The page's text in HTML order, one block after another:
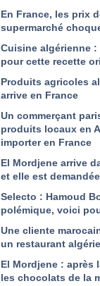
En France, les prix
supermarché
Cuisine algérienne :
pour cette recette
Produits agricoles
arrive en France
Un commerçant
produits locaux en
importer en France
El Mordjene arrive
et elle est
Selecto : Hamoud
polémique, voici
Une cliente
un restaurant
El Mordjene : après
les chocolats de la